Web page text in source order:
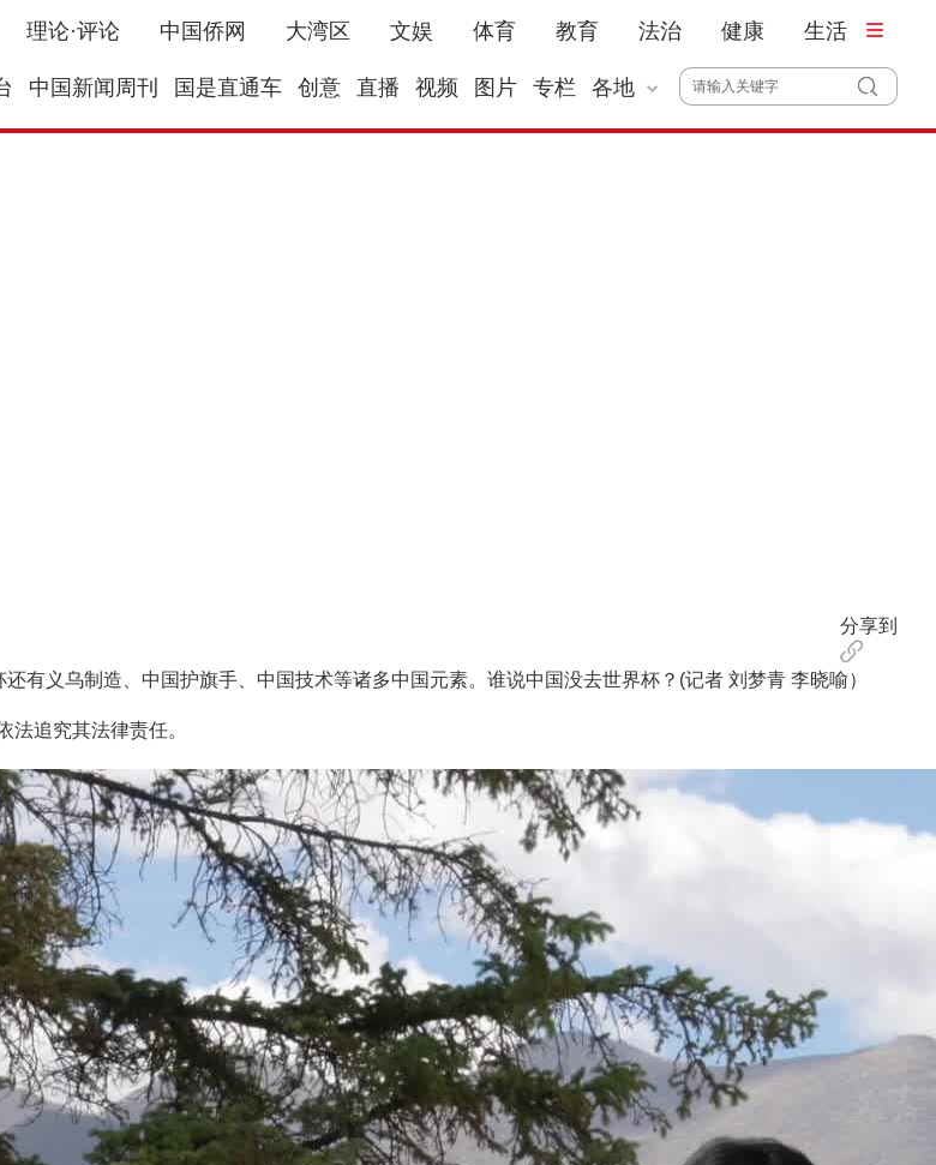
理论·评论 中国侨网 大湾区 文娱 体育 教育 法治 健康 生活
中国新闻周刊 国是直通车 创意 直播 视频 图片 专栏 各地
分享到
义乌制造、中国护旗手、中国技术等诸多中国元素。谁说中国没去世界杯？(记者 刘梦青 李晓喻）
追究其法律责任。